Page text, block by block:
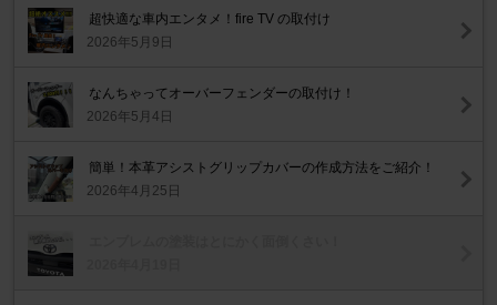
超快適な車内エンタメ！fire TV の取付け
2026年5月9日
なんちゃってオーバーフェンダーの取付け！
2026年5月4日
簡単！本革アシストグリップカバーの作成方法をご紹介！
2026年4月25日